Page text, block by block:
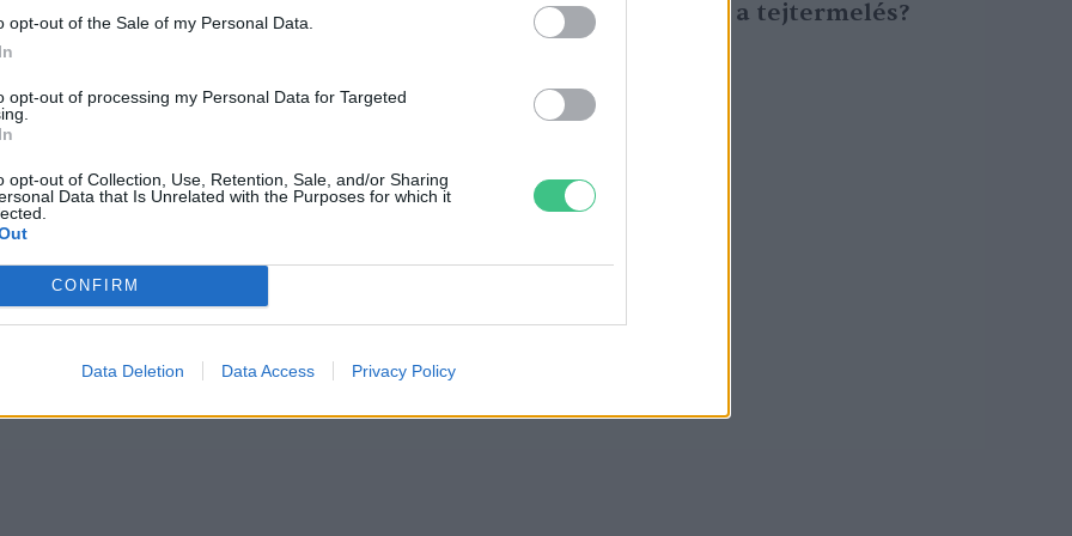
opt-out of the Sale of my Personal Data.
opt-out of processing my Personal Data for Targeted
opt-out of Collection, Use, Retention, Sale, and/or Sharing
Data that Is Unrelated with the Purposes for which it
CONFIRM
Data Deletion Data Access Privacy Policy
növekedhet a tejtermelés?
Greendex Szemle
az európai állatjólétet
kampány
Szemle